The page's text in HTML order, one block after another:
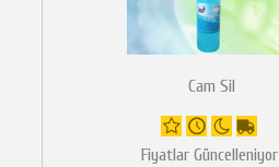
Cam Sil
Fiyatlar Güncelleniyor